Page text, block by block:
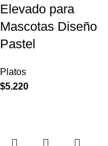
Elevado para
Mascotas Diseño
Pastel
Platos
$5.220